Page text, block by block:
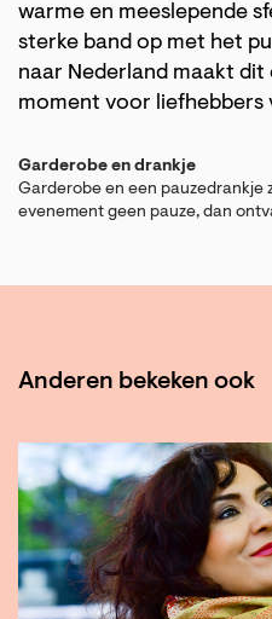
warme en meeslepende
sterke band op met het
naar Nederland maakt
moment voor liefhebbers
Garderobe en drankje
Garderobe en een pauzedrankje
evenement geen pauze, dan
Anderen bekeken ook